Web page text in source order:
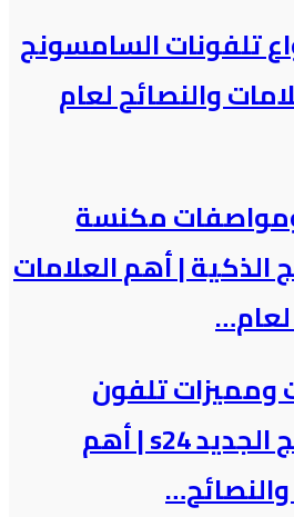
تلفونات السامسونج​
والنصائح لعام
مكنسة
| أهم العلامات
لعام…
تلفون
سامسونج الجديد s24 | أهم